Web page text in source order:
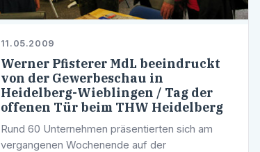
11.05.2009
Werner Pfisterer MdL beeindruckt
von der Gewerbeschau in
Heidelberg-Wieblingen / Tag der
offenen Tür beim THW Heidelberg
Rund 60 Unternehmen präsentierten sich am
vergangenen Wochenende auf der